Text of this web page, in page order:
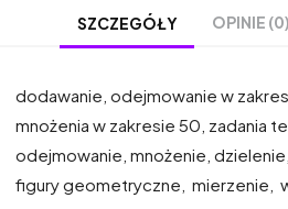
SZCZEGÓŁY OPINIE (0)
dodawanie, odejmowanie w
mnożenia w zakresie 50, zadania
odejmowanie, mnożenie,
figury geometryczne, mierzenie,